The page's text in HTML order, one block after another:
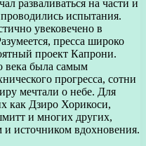
разваливаться на части и
проводились испытания.
увековечено в
пресса широко
проект Капрони.
века была самым
прогресса, сотни
мечтали о небе. Для
как Дзиро Хорикоси,
и многих других,
источником вдохновения.